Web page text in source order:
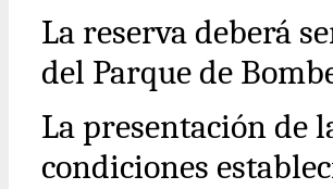
La reserva deberá
del Parque de
La presentación de
condiciones